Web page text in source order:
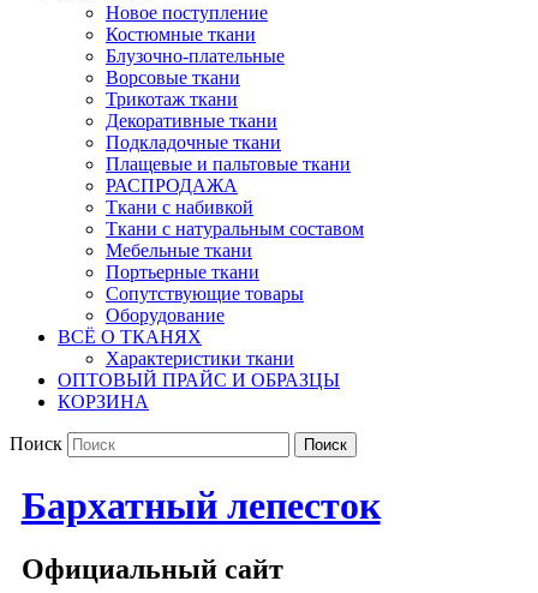
Новое поступление
Костюмные ткани
Блузочно-плательные
Ворсовые ткани
Трикотаж ткани
Декоративные ткани
Подкладочные ткани
Плащевые и пальтовые ткани
РАСПРОДАЖА
Ткани с набивкой
Ткани с натуральным составом
Мебельные ткани
Портьерные ткани
Сопутствующие товары
Оборудование
ВСЁ О ТКАНЯХ
Характеристики ткани
ОПТОВЫЙ ПРАЙС И ОБРАЗЦЫ
КОРЗИНА
Поиск
Бархатный лепесток
Официальный сайт